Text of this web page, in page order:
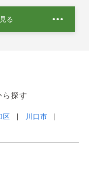
る
ら探す
区
川口市